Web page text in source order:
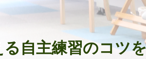
自主練習のコツ